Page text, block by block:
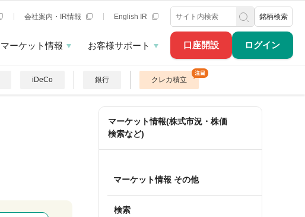
口座開設 ログイン
会社案内・IR情報 English IR 銘柄検索
マーケット情報 お客様サポート
iDeCo 銀行 クレカ積立
マーケット情報(株式市況・株価
検索など)
マーケット情報 その他
検索